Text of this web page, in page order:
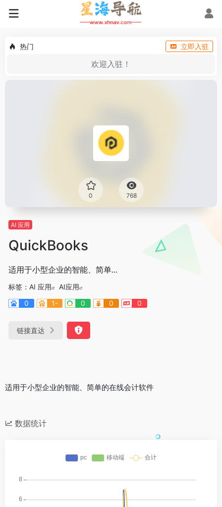
热门 立即入驻
欢迎入驻！
0 768
AI 应用
QuickBooks
适用于小型企业的智能、简单...
标签： AI 应用
AI应用
0
1- 0 0 0
链接直达
适用于小型企业的智能、简单的在线会计软件
数据统计